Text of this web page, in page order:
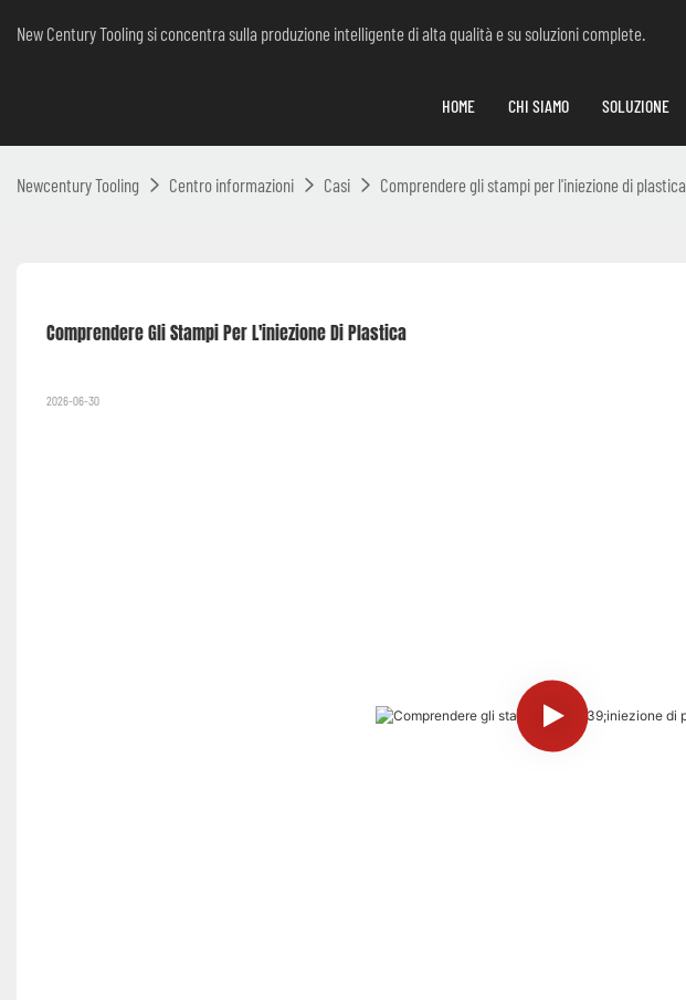
New Century Tooling si concentra sulla produzione intelligente di alta qualità e su soluzioni complete.
HOME CHI SIAMO SOLUZIONE
Newcentury Tooling Centro informazioni Casi Comprendere gli stampi per l'iniezione di plastica
Comprendere Gli Stampi Per L'iniezione Di Plastica
2026-06-30